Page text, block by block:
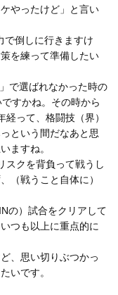
やったけど」と言い
で倒しに行きますけ
を練って準備したい
で選ばれなかった時の
すかね。その時から
って、格闘技（界）
という間だなあと思
ますね。
スクを背負って戦うし
（戦うこと自体に）
の）試合をクリアして
つも以上に重点的に
、思い切りぶつかっ
いです。